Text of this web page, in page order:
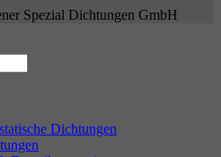
Spezial Dichtungen GmbH
Dichtungen